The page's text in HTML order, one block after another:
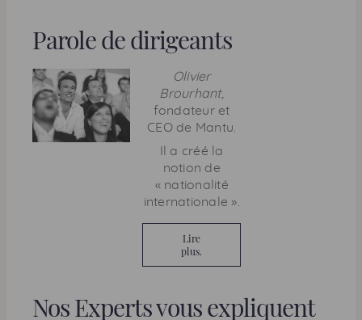
Parole de dirigeants
Olivier
Brourhant,
fondateur et
CEOde Mantu.
Il a créé la
notion de
« nationalité
internationale ».
Lire
plus.
Nos Experts vous expliquent